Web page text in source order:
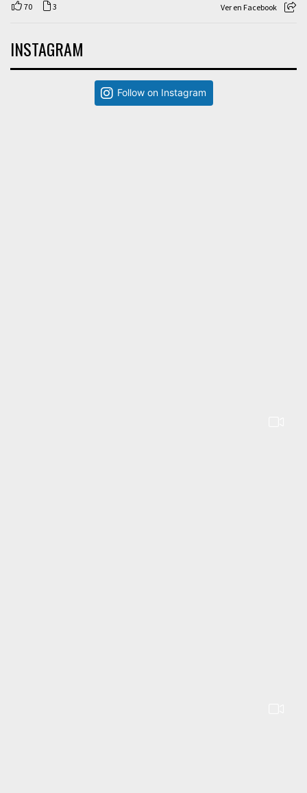
70 3 Ver en Facebook
INSTAGRAM
Follow on Instagram